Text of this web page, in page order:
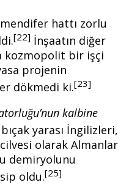
hattı zorlu
[22] İnşaatın diğer
kozmopolit bir işçi
projenin
dökmedi ki.[23]
ğu’nun kalbine
yarası İngilizleri,
olarak Almanlar
demiryolunu
oldu.[25]